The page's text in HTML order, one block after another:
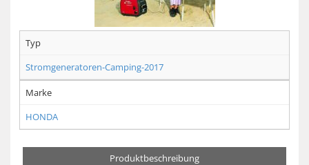
Typ
Stromgeneratoren-Camping-2017
Marke
HONDA
Produktbeschreibung